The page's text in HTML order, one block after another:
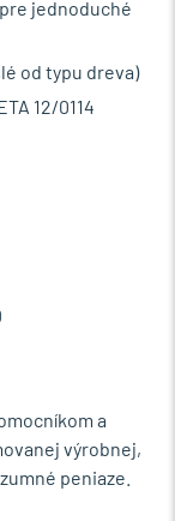
jednoduché
od typu dreva)
12/0114
a
výrobnej,
peniaze.